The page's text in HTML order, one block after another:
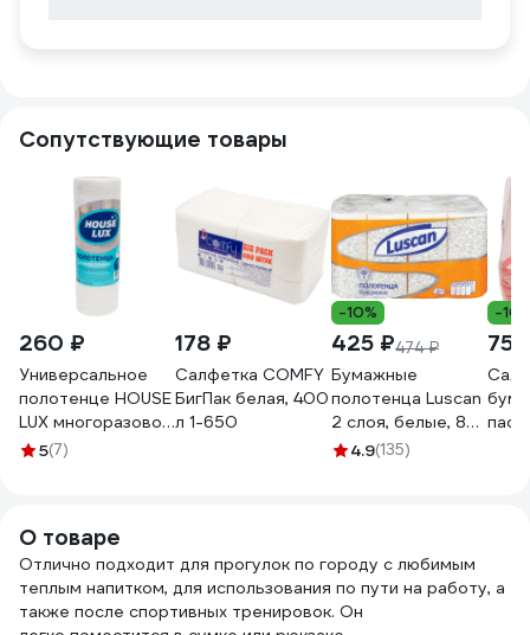
Сопутствующие товары
260 ₽
Универсальное
полотенце HOUSE
LUX многоразовое
23x22см в рулоне
5(7)
178 ₽
Салфетка COMFY
БигПак белая, 400
л 1-650
-10%
425 ₽474 ₽
Бумажные
полотенца Luscan
2 слоя, белые, 8
рулонов по 12
4.9(135)
-
75
О товаре
Отлично подходит для прогулок по городу с любимым
теплым напитком, для использования по пути на работу, а
также после спортивных тренировок. Он